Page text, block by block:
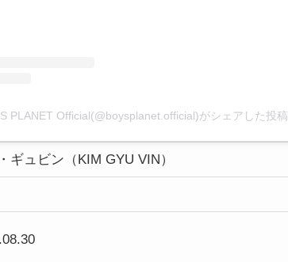
PLANET Official(@boysplanet.official)がシェアした投稿
ギュビン（KIM GYU VIN）